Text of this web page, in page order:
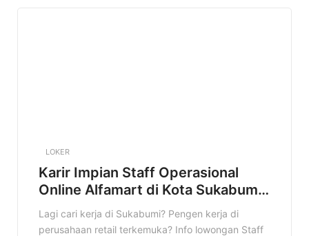
LOKER
Karir Impian Staff Operasional
Online Alfamart di Kota Sukabumi
Terbaru
Lagi cari kerja di Sukabumi? Pengen kerja di
perusahaan retail terkemuka? Info lowongan Staff